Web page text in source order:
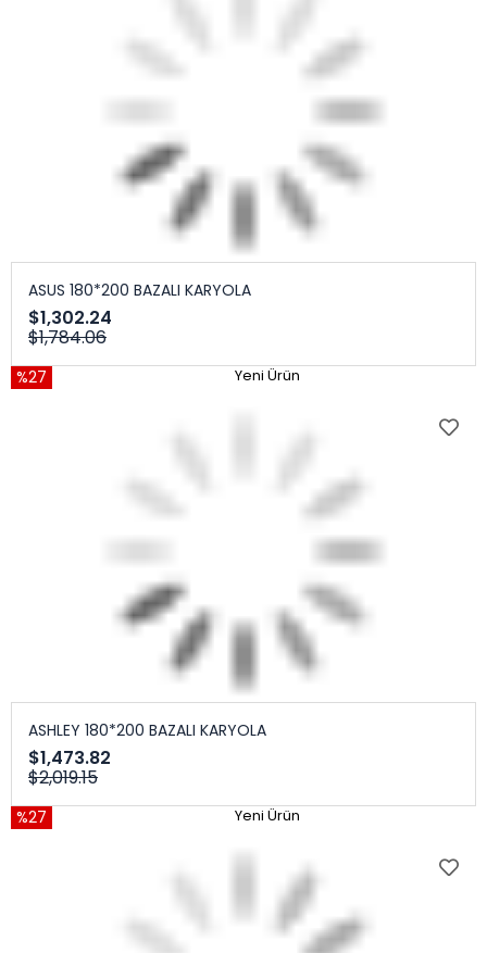
ASUS 180*200 BAZALI KARYOLA
$1,302.24
$1,784.06
%27 Yeni Ürün
ASHLEY 180*200 BAZALI KARYOLA
$1,473.82
$2,019.15
%27 Yeni Ürün